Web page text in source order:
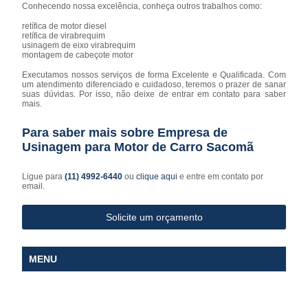
Conhecendo nossa excelência, conheça outros trabalhos como:
retífica de motor diesel
retífica de virabrequim
usinagem de eixo virabrequim
montagem de cabeçote motor
Executamos nossos serviços de forma Excelente e Qualificada. Com
um atendimento diferenciado e cuidadoso, teremos o prazer de sanar
suas dúvidas. Por isso, não deixe de entrar em contato para saber
mais.
Para saber mais sobre Empresa de
Usinagem para Motor de Carro Sacomã
Ligue para(11) 4992-6440ouclique aqui e entre em contato por
email.
Solicite um orçamento
MENU